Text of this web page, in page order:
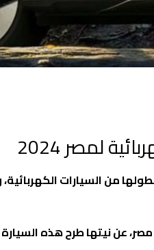
من السيارات
عن نيتها طرح هذه